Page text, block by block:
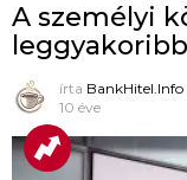
A személyi
írta BankHitel.Info
10 éve